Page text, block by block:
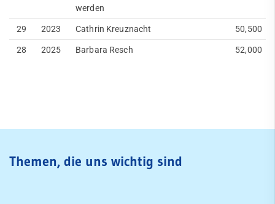
werden
29
2023 Cathrin Kreuznacht
50,500
28
2025 Barbara Resch 52,000
Themen, die uns wichtig sind